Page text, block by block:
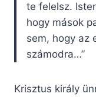
te felelsz.
hogy mások
sem, hogy az
számodra…”
Krisztus király